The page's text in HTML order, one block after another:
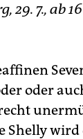
29. 7., ab
oder
Shelly